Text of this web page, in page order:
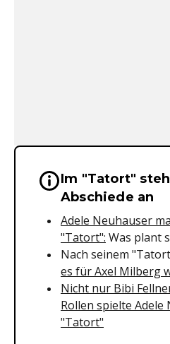
Wichtige
Im "Tatort"
Abschiede an
Adele Neuhauser
"Tatort": Was plant
Nach seinem
es für Axel Milberg
Nicht nur Bibi
Rollen spielte Adele
"Tatort"